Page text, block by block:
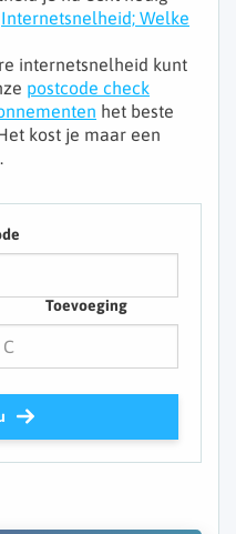
Internetsnelheid; Welke
internetsnelheid kunt
postcode check
het beste
kost je maar een
Toevoeging